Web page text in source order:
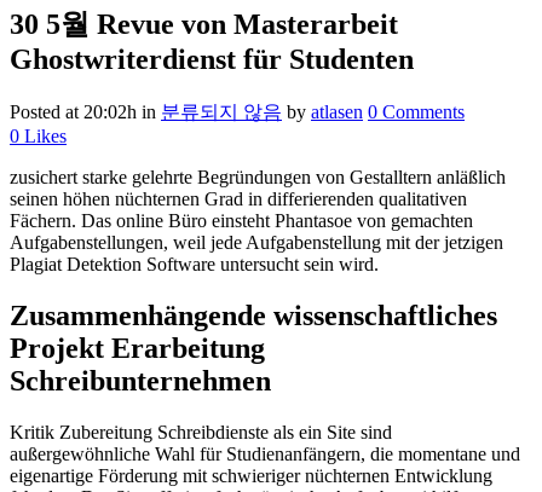
30 5월 Revue von Masterarbeit
Ghostwriterdienst für Studenten
Posted at 20:02h in 분류되지 않음 by atlasen 0 Comments
0 Likes
zusichert starke gelehrte Begründungen von Gestalltern anläßlich
seinen höhen nüchternen Grad in differierenden qualitativen
Fächern. Das online Büro einsteht Phantasoe von gemachten
Aufgabenstellungen, weil jede Aufgabenstellung mit der jetzigen
Plagiat Detektion Software untersucht sein wird.
Zusammenhängende wissenschaftliches
Projekt Erarbeitung
Schreibunternehmen
Kritik Zubereitung Schreibdienste als ein Site sind
außergewöhnliche Wahl für Studienanfängern, die momentane und
eigenartige Förderung mit schwieriger nüchternen Entwicklung